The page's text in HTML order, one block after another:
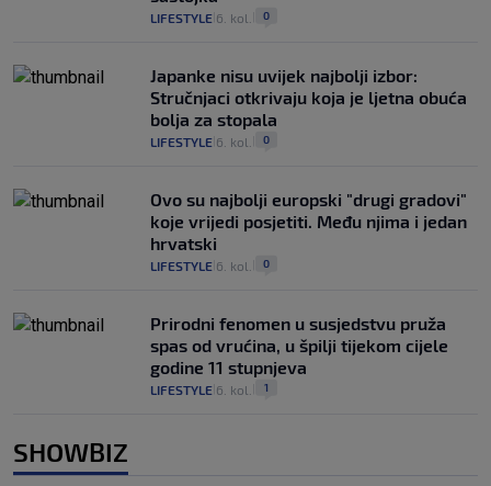
LIFESTYLE 6. kol. 0
Japanke nisu uvijek najbolji izbor:
Stručnjaci otkrivaju koja je ljetna obuća
bolja za stopala
LIFESTYLE 6. kol. 0
Ovo su najbolji europski "drugi gradovi"
koje vrijedi posjetiti. Među njima i jedan
hrvatski
LIFESTYLE 6. kol. 0
Prirodni fenomen u susjedstvu pruža
spas od vrućina, u špilji tijekom cijele
godine 11 stupnjeva
LIFESTYLE 6. kol. 1
SHOWBIZ